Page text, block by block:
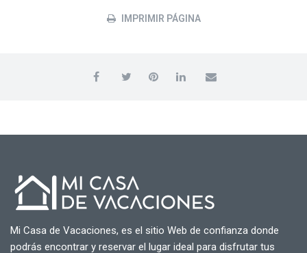
IMPRIMIR PÁGINA
Mi Casa de Vacaciones, es el sitio Web de confianza donde
podrás encontrar y reservar el lugar ideal para disfrutar tus